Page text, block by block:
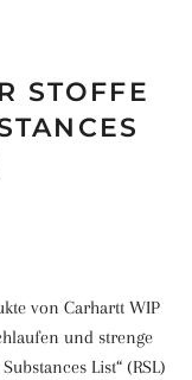
STOFFE
von Carhartt WIP
und strenge
List“ (RSL)